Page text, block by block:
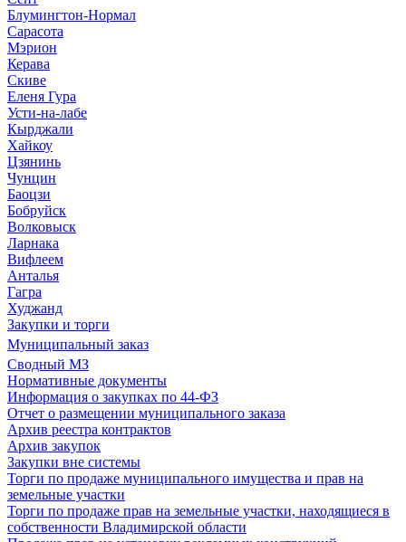
Блумингтон-Нормал
Сарасота
Мэрион
Керава
Скиве
Еленя Гура
Усти-на-лабе
Кырджали
Хайкоу
Цзянинь
Чунцин
Баоцзи
Бобруйск
Волковыск
Ларнака
Вифлеем
Анталья
Гагра
Худжанд
Закупки и торги
Муниципальный заказ
Сводный МЗ
Нормативные документы
Информация о закупках по 44-ФЗ
Отчет о размещении муниципального заказа
Архив реестра контрактов
Архив закупок
Закупки вне системы
Торги по продаже муниципального имущества и прав на
земельные участки
Торги по продаже прав на земельные участки, находящиеся в
собственности Владимирской области